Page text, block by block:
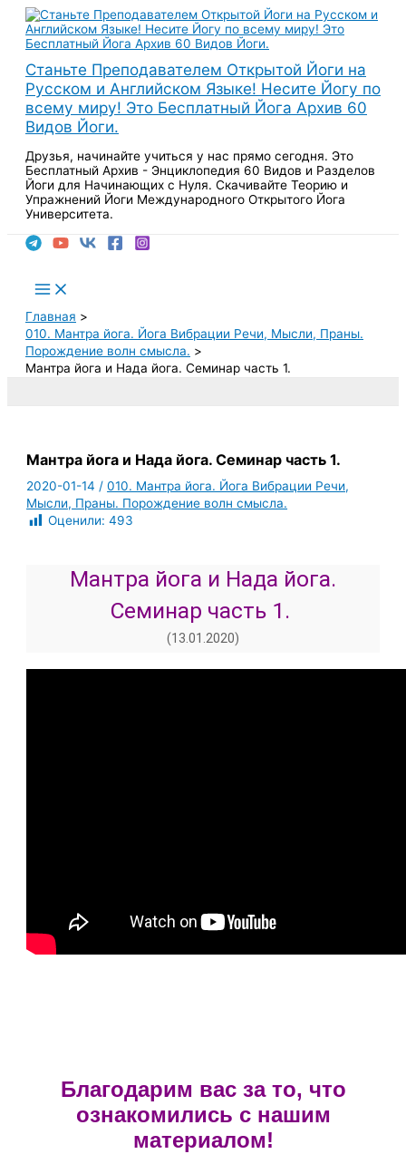
Перейти
содержимому
Станьте Преподавателем Открытой Йоги на
Русском и Английском Языке! Несите Йогу по
всему миру! Это Бесплатный Йога Архив 60
Видов Йоги.
Друзья, начинайте учиться у нас прямо сегодня. Это
Бесплатный Архив - Энциклопедия 60 Видов и Разделов
Йоги для Начинающих с Нуля. Скачивайте Теорию и
Упражнений Йоги Международного Открытого Йога
Университета.
Main
Menu
Главная
010. Мантра йога. Йога Вибрации Речи, Мысли, Праны.
Порождение волн смысла.
Мантра йога и Нада йога. Семинар часть 1.
Мантра йога и Нада йога. Семинар часть 1.
2020-01-14/010. Мантра йога. Йога Вибрации Речи,
Мысли, Праны. Порождение волн смысла.
Оценили: 493
Мантра йога и Нада йога.
Семинар часть 1.
(13.01.2020)
Благодарим вас за то, что
ознакомились с нашим
материалом!